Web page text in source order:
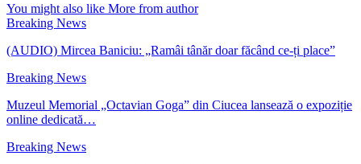
You might also like More from author
Breaking News
(AUDIO) Mircea Baniciu: „Ramâi tânăr doar făcând ce-ți place”
Breaking News
Muzeul Memorial „Octavian Goga” din Ciucea lansează o expoziție
online dedicată…
Breaking News